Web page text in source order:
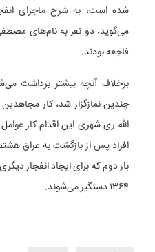
شده است، به شرح ماجرای
می‌گوید، دو نفر به نام‌های
فاجعه بودند.
برخلاف آنچه بیشتر برداشت
چندین نمازگزار شد، کار
الله ری شهری این اقدام کار
افراد پس از بازگشت به عراق
بار دوم که برای ایجاد انفجار
۱۳۶۴ دستگیر می‌شوند.